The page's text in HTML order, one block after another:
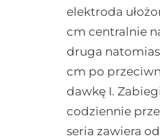
elektroda
cm centralnie
druga
cm po
dawkę I.
codziennie
seria zawiera